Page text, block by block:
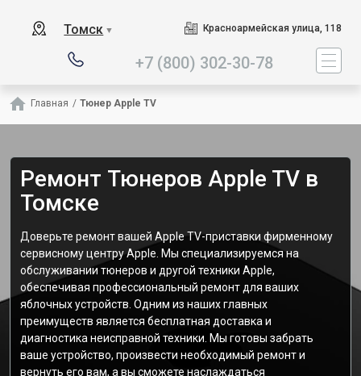
Томск ▼ Красноармейская улица, 118
+7 (800) 302-30-78
Главная / Тюнер Apple TV
Ремонт Тюнеров Apple TV в
Томске
Доверьте ремонт вашей Apple TV-приставки фирменному
сервисному центру Apple. Мы специализируемся на
обслуживании тюнеров и другой техники Apple,
обеспечивая профессиональный ремонт для ваших
яблочных устройств. Одним из наших главных
преимуществ является бесплатная доставка и
диагностика неисправной техники. Мы готовы забрать
ваше устройство, произвести необходимый ремонт и
вернуть его вам, а вы сможете наслаждаться